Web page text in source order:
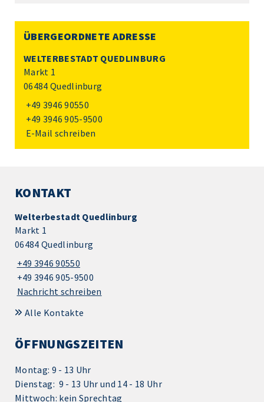
ÜBERGEORDNETE ADRESSE
WELTERBESTADT QUEDLINBURG
Markt 1
06484 Quedlinburg
+49 3946 90550
+49 3946 905-9500
E-Mail schreiben
KONTAKT
Welterbestadt Quedlinburg
Markt 1
06484 Quedlinburg
+49 3946 90550
+49 3946 905-9500
Nachricht schreiben
Alle Kontakte
ÖFFNUNGSZEITEN
Montag: 9 - 13 Uhr
Dienstag: 9 - 13 Uhr und 14 - 18 Uhr
Mittwoch: kein Sprechtag